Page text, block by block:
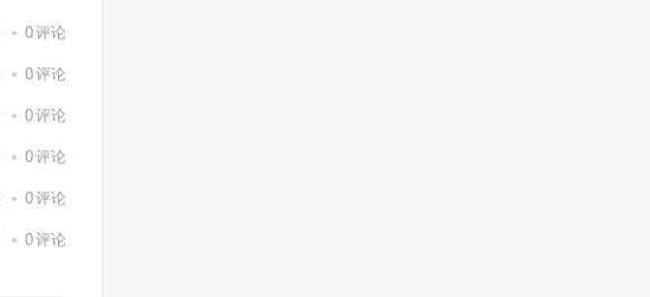
0评论
0评论
0评论
0评论
0评论
0评论